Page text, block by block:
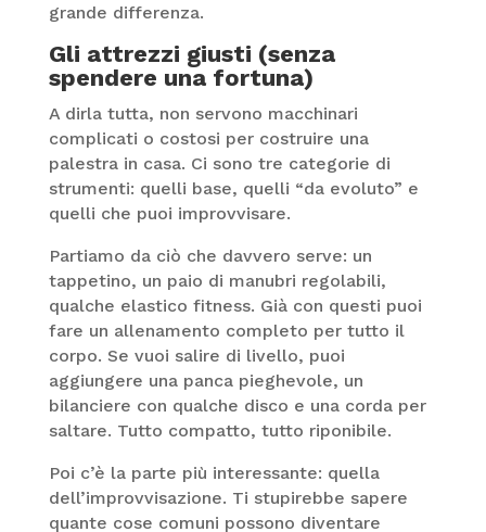
grande differenza.
Gli attrezzi giusti (senza
spendere una fortuna)
A dirla tutta, non servono macchinari
complicati o costosi per costruire una
palestra in casa. Ci sono tre categorie di
strumenti: quelli base, quelli “da evoluto” e
quelli che puoi improvvisare.
Partiamo da ciò che davvero serve: un
tappetino, un paio di manubri regolabili,
qualche elastico fitness. Già con questi puoi
fare un allenamento completo per tutto il
corpo. Se vuoi salire di livello, puoi
aggiungere una panca pieghevole, un
bilanciere con qualche disco e una corda per
saltare. Tutto compatto, tutto riponibile.
Poi c’è la parte più interessante: quella
dell’improvvisazione. Ti stupirebbe sapere
quante cose comuni possono diventare